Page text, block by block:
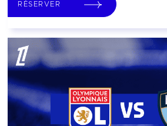
RÉSERVER